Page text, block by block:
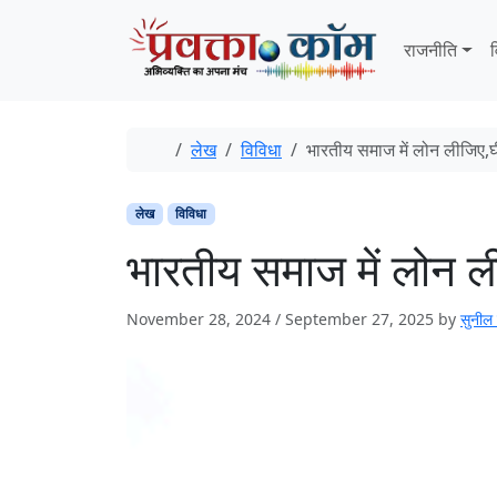
राजनीति
Home
लेख विविधा भारतीय समाज में लोन
लेख विविधा
भारतीय समाज में लोन
November 28, 2024 / September 27, 2025 by सुनील